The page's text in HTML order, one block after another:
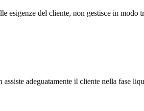
del cliente, non gestisce in
adeguatamente il cliente nella fase